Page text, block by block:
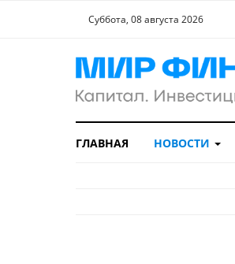
Суббота, 08 августа 2026
ГЛАВНАЯ НОВОСТИ